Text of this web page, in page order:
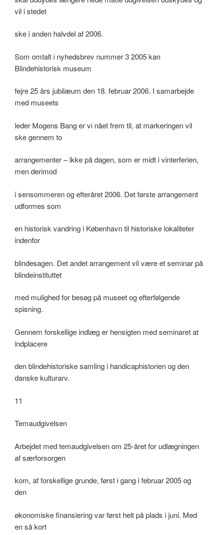
vil i stedet
ske i anden halvdel af 2006.
Som omtalt i nyhedsbrev nummer 3 2005 kan
Blindehistorisk museum
fejre 25 års jubilæum den 18. februar 2006. I samarbejde
med museets
leder Mogens Bang er vi nået frem til, at markeringen vil
ske gennem to
arrangementer – ikke på dagen, som er midt i vinterferien,
men derimod
i sensommeren og efteråret 2006. Det første arrangement
udformes som
en historisk vandring i København til historiske lokaliteter
indenfor
blindesagen. Det andet arrangement vil være et seminar på
blindeinstituttet
med mulighed for besøg på museet og efterfølgende
spisning.
Gennem forskellige indlæg er hensigten med seminaret at
indplacere
den blindehistoriske samling i handicaphistorien og den
danske kulturarv.
11
Temaudgivelsen
Arbejdet med temaudgivelsen om 25-året for udlægningen
af særforsorgen
kom, af forskellige grunde, først i gang i februar 2005 og
den
økonomiske finansiering var først helt på plads i juni. Med
en så kort